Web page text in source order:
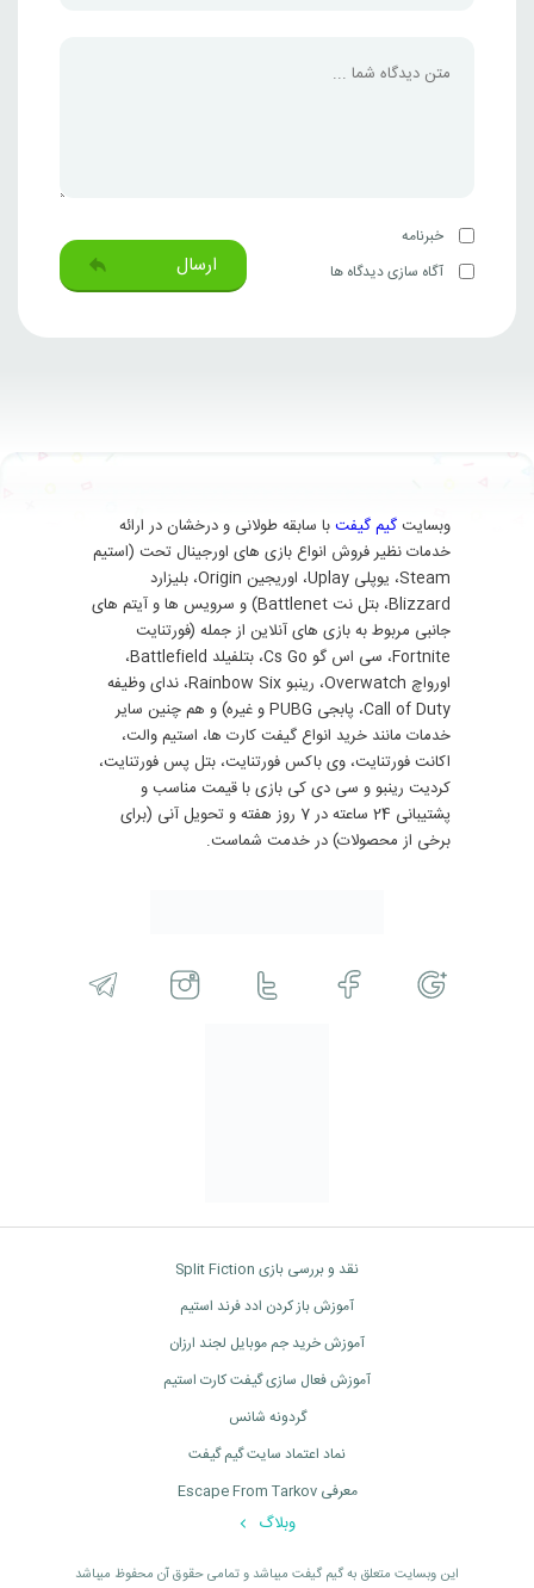
خبرنامه
آگاه سازی دیدگاه ها
ارسال
وبسایت گیم گیفتبا سابقه طولانی و درخشان در ارائه
خدمات نظیر فروش انواع بازی های اورجینال تحت (استیم
Steam، یوپلی Uplay، اوریجین Origin، بلیزارد
Blizzard، بتل نت Battlenet) و سرویس ها و آیتم های
جانبی مربوط به بازی های آنلاین از جمله (فورتنایت
Fortnite، سی اس گو Cs Go، بتلفیلد Battlefield،
اورواچ Overwatch، رینبو Rainbow Six، ندای وظیفه
Call of Duty، پابجی PUBG و غیره) و هم چنین سایر
خدمات مانند خرید انواع گیفت کارت ها، استیم والت،
اکانت فورتنایت، وی باکس فورتنایت، بتل پس فورتنایت،
کردیت رینبو و سی دی کی بازی با قیمت مناسب و
پشتیبانی 24 ساعته در 7 روز هفته و تحویل آنی (برای
برخی از محصولات) در خدمت شماست.
نقد و بررسی بازی Split Fiction
آموزش باز کردن ادد فرند استیم
آموزش خرید جم موبایل لجند ارزان
آموزش فعال سازی گیفت کارت استیم
گردونه شانس
نماد اعتماد سایت گیم گیفت
معرفی Escape From Tarkov
وبلاگ
اين وبسايت متعلق به گیم گیفت ميباشد و تمامی حقوق آن محفوظ ميباشد